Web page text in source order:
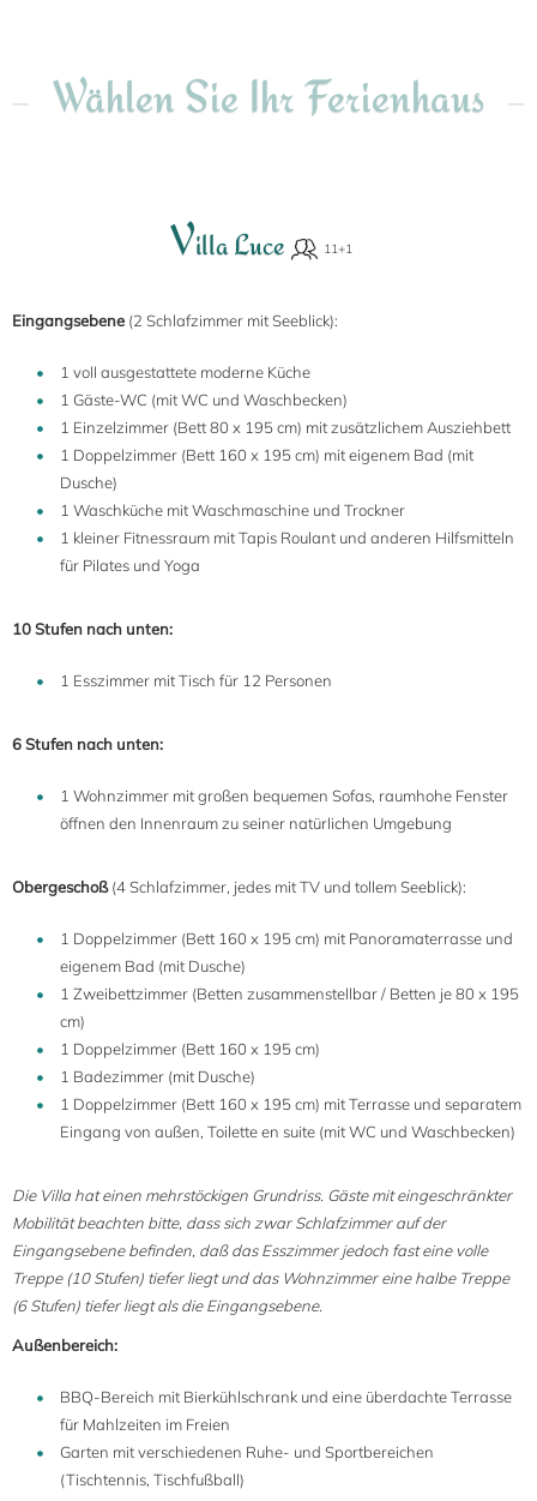
Wählen Sie Ihr Ferienhaus
Villa Luce
Eingangsebene (2 Schlafzimmer mit Seeblick):
1 voll ausgestattete moderne Küche
1 Gäste-WC (mit WC und Waschbecken)
1 Einzelzimmer (Bett 80 x 195 cm) mit zusätzlichem Ausziehbett
1 Doppelzimmer (Bett 160 x 195 cm) mit eigenem Bad (mit
Dusche)
1 Waschküche mit Waschmaschine und Trockner
1 kleiner Fitnessraum mit Tapis Roulant und anderen Hilfsmitteln
für Pilates und Yoga
10 Stufen nach unten:
1 Esszimmer mit Tisch für 12 Personen
6 Stufen nach unten:
1 Wohnzimmer mit großen bequemen Sofas, raumhohe Fenster
öffnen den Innenraum zu seiner natürlichen Umgebung
Obergeschoß(4 Schlafzimmer, jedes mit TV und tollem Seeblick):
1 Doppelzimmer (Bett 160 x 195 cm) mit Panoramaterrasse und
eigenem Bad (mit Dusche)
1 Zweibettzimmer (Betten zusammenstellbar / Betten je 80 x 195
cm)
1 Doppelzimmer (Bett 160 x 195 cm)
1 Badezimmer (mit Dusche)
1 Doppelzimmer (Bett 160 x 195 cm) mit Terrasse und separatem
Eingang von außen, Toilette en suite (mit WC und Waschbecken)
Die Villa hat einen mehrstöckigen Grundriss. Gäste mit eingeschränkter
Mobilität beachten bitte, dass sich zwar Schlafzimmer auf der
Eingangsebene befinden, daß das Esszimmer jedoch fast eine volle
Treppe (10 Stufen) tiefer liegt und das Wohnzimmer eine halbe Treppe
(6 Stufen) tiefer liegt als die Eingangsebene.
Außenbereich:
BBQ-Bereich mit Bierkühlschrank und eine überdachte Terrasse
für Mahlzeiten im Freien
Garten mit verschiedenen Ruhe- und Sportbereichen
(Tischtennis, Tischfußball)